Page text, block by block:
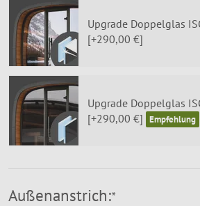
Upgrade Doppelglas
[+290,00 €]
Upgrade Doppelglas
[+290,00 €]
Außenanstrich:*